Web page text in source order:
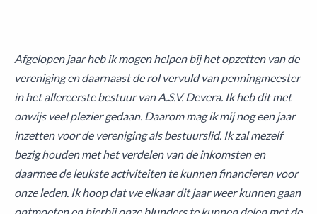
Afgelopen jaar heb ik mogen helpen bij het opzetten van de
vereniging en daarnaast de rol vervuld van penningmeester
in het allereerste bestuur van A.S.V. Devera. Ik heb dit met
onwijs veel plezier gedaan. Daarom mag ik mij nog een jaar
inzetten voor de vereniging als bestuurslid. Ik zal mezelf
bezig houden met het verdelen van de inkomsten en
daarmee de leukste activiteiten te kunnen financieren voor
onze leden. Ik hoop dat we elkaar dit jaar weer kunnen gaan